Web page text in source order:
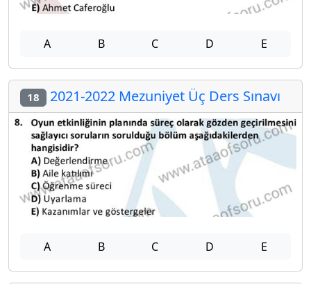
A B C D E
18 2021-2022 Mezuniyet Üç Ders Sınavı
A B C D E